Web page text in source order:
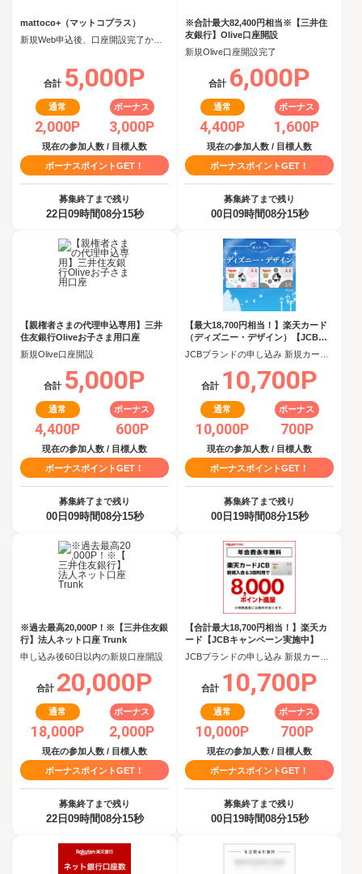
mattoco+（マットコプラス）
合計 5,000P
通常
2,000P
ボーナス
3,000P
現在の参加人数 / 目標人数
ボーナスポイントGET！
募集終了まで残り
22日09時間08分15秒
※合計最大82,400円相当※【三井住
友銀行】Olive口座開設
新規Olive口座開設完了
合計 6,000P
通常
4,400P
ボーナス
1,600P
現在の参加人数 / 目標人数
ボーナスポイントGET！
募集終了まで残り
00日09時間08分15秒
【親権者さまの代理申込専用】三井
住友銀行Oliveお子さま用口座
新規Olive口座開設
合計 5,000P
通常
4,400P
ボーナス
600P
現在の参加人数 / 目標人数
ボーナスポイントGET！
募集終了まで残り
00日09時間08分15秒
【最大18,700円相当！】楽天カード
（ディズニー・デザイン）【JCBキ
ャンペーン実施中】
合計 10,700P
通常
10,000P
ボーナス
700P
現在の参加人数 / 目標人数
ボーナスポイントGET！
募集終了まで残り
00日19時間08分15秒
※過去最高20,000P！※【三井住友銀
行】法人ネット口座 Trunk
申し込み後60日以内の新規口座開設
合計 20,000P
通常
18,000P
ボーナス
2,000P
現在の参加人数 / 目標人数
ボーナスポイントGET！
募集終了まで残り
22日09時間08分15秒
【合計最大18,700円相当！】楽天カ
ード【JCBキャンペーン実施中】
合計 10,700P
通常
10,000P
ボーナス
700P
現在の参加人数 / 目標人数
ボーナスポイントGET！
募集終了まで残り
00日19時間08分15秒